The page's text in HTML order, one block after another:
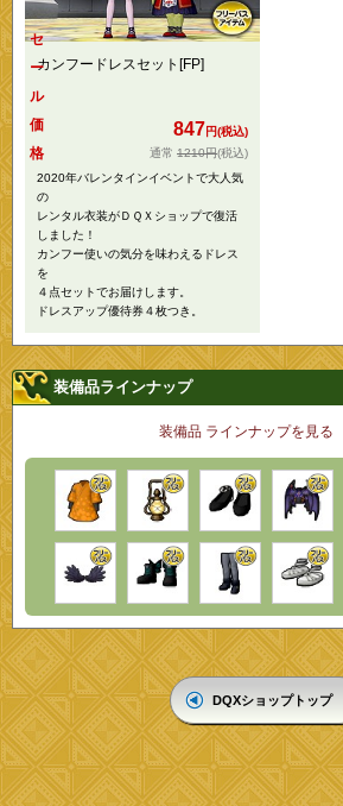
カンフードレスセット[FP]
セ
ー
ル
価
格
847円(税込)
1210円(税込)
2020年バレンタインイベントで大人気
の
レンタル衣装がＤＱＸショップで復活
しました！
カンフー使いの気分を味わえるドレス
を
４点セットでお届けします。
ドレスアップ優待券４枚つき。
装備品ラインナップ
装備品 ラインナップを見る
DQXショップトップ